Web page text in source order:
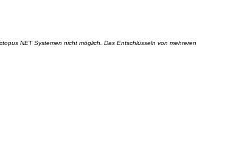
NET Systemen nicht möglich. Das Entschlüsseln von mehreren